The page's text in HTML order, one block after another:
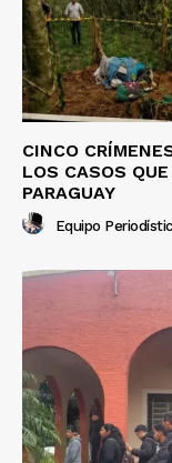
CINCO
LOS CASOS
PARAGUAY
Equipo